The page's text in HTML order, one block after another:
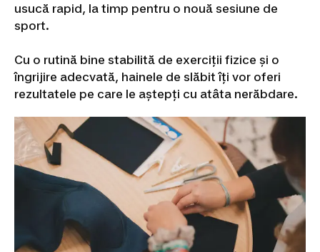
usucă rapid, la timp pentru o nouă sesiune de
sport.
Cu o rutină bine stabilită de exerciții fizice și o
îngrijire adecvată, hainele de slăbit îți vor oferi
rezultatele pe care le aștepți cu atâta nerăbdare.